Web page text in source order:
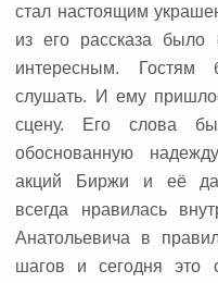
стал настоящим
из его рассказа
интересным. Гостям
слушать. И ему
сцену. Его слова
обоснованную
акций Биржи и её
всегда нравилась
Анатольевича в
шагов и сегодня это